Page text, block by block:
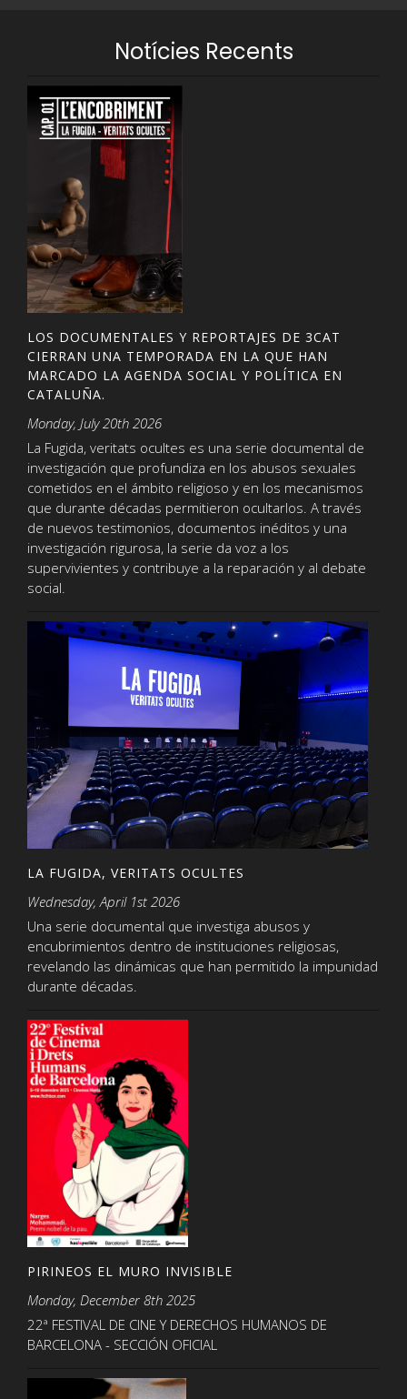
Notícies Recents
LOS DOCUMENTALES Y REPORTAJES DE 3CAT
CIERRAN UNA TEMPORADA EN LA QUE HAN
MARCADO LA AGENDA SOCIAL Y POLÍTICA EN
CATALUÑA.
Monday, July 20th 2026
La Fugida, veritats ocultes es una serie documental de
investigación que profundiza en los abusos sexuales
cometidos en el ámbito religioso y en los mecanismos
que durante décadas permitieron ocultarlos. A través
de nuevos testimonios, documentos inéditos y una
investigación rigurosa, la serie da voz a los
supervivientes y contribuye a la reparación y al debate
social.
LA FUGIDA, VERITATS OCULTES
Wednesday, April 1st 2026
Una serie documental que investiga abusos y
encubrimientos dentro de instituciones religiosas,
revelando las dinámicas que han permitido la impunidad
durante décadas.
PIRINEOS EL MURO INVISIBLE
Monday, December 8th 2025
22ª FESTIVAL DE CINE Y DERECHOS HUMANOS DE
BARCELONA - SECCIÓN OFICIAL